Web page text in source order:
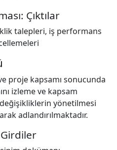
Çıktılar
talepleri, iş performans
proje kapsamı sonucunda
izleme ve kapsam
yönetilmesi
adlandırılmaktadır.